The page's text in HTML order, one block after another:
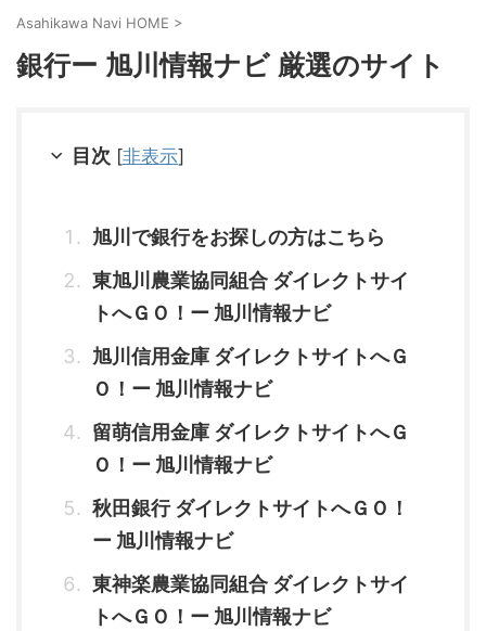
Asahikawa Navi HOME >
銀行ー 旭川情報ナビ 厳選のサイト
目次 [非表示]
旭川で銀行をお探しの方はこちら
東旭川農業協同組合 ダイレクトサイ
トへＧＯ！ー 旭川情報ナビ
旭川信用金庫 ダイレクトサイトへＧ
Ｏ！ー 旭川情報ナビ
留萌信用金庫 ダイレクトサイトへＧ
Ｏ！ー 旭川情報ナビ
秋田銀行 ダイレクトサイトへＧＯ！
ー 旭川情報ナビ
東神楽農業協同組合 ダイレクトサイ
トへＧＯ！ー 旭川情報ナビ